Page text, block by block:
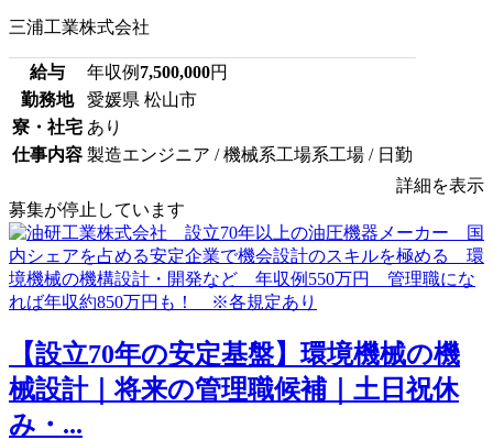
三浦工業株式会社
給与 年収例 7,500,000円
勤務地
愛媛県 松山市
寮・社宅 あり
仕事内容 製造エンジニア / 機械系工場系工場 / 日勤
詳細を表示
募集が停止しています
【設立70年の安定基盤】環境機械の機
械設計｜将来の管理職候補｜土日祝休
み・...